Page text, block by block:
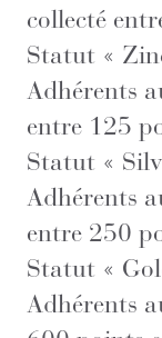
collecté
Statut «
Adhérents
entre 125
Statut «
Adhérents
entre 250
Statut «
Adhérents